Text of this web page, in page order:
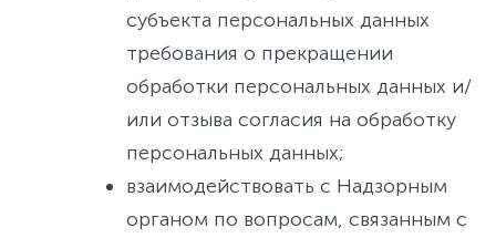
субъекта персональных данных
требования о прекращении
обработки персональных данных и/
или отзыва согласия на обработку
персональных данных;
взаимодействовать с Надзорным
органом по вопросам, связанным с